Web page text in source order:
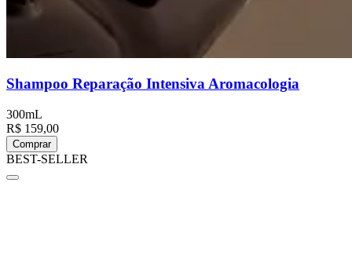
Shampoo Reparação Intensiva Aromacologia
300mL
R$ 159,00
Comprar
BEST-SELLER